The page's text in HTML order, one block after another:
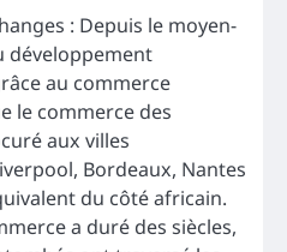
: Depuis le moyen-
développement
au commerce
le commerce des
aux villes
Bordeaux, Nantes
du côté africain.
a duré des siècles,